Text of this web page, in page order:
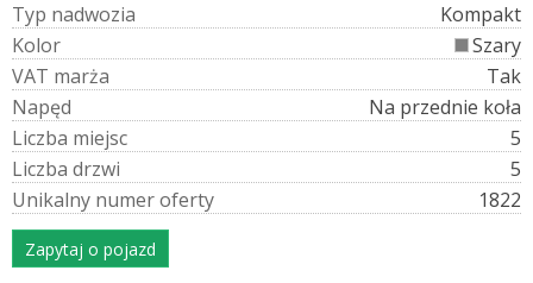
Typ nadwozia
Kompakt
Kolor
Szary
VAT marża
Tak
Napęd
Na przednie koła
Liczba miejsc
5
Liczba drzwi
5
Unikalny numeroferty 1822
Zapytaj o pojazd